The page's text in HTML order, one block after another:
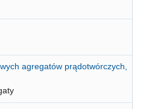
agregatów prądotwórczych,